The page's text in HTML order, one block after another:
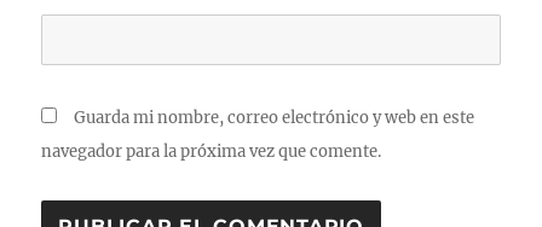
Guarda mi nombre, correo electrónico y web en este
navegador para la próxima vez que comente.